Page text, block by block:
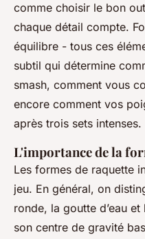
comme choisir le bon
chaque détail compte.
équilibre - tous ces
subtil qui détermine
smash, comment vous
encore comment vos
après trois sets intenses.
L'importance de la
Les formes de raquette
jeu. En général, on
ronde, la goutte d’eau
son centre de gravité